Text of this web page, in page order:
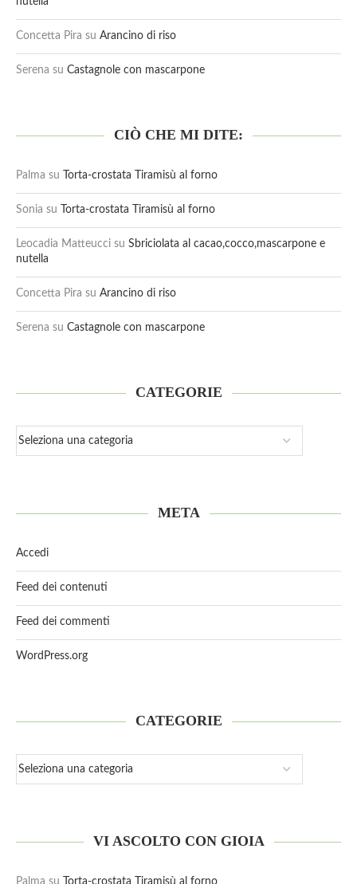
Concetta Pira su Arancino di riso
Serena su Castagnole con mascarpone
CIÒ CHE MI DITE:
Palma su Torta-crostata Tiramisù al forno
Sonia su Torta-crostata Tiramisù al forno
Leocadia Matteucci su Sbriciolata al cacao,cocco,mascarpone e
nutella
Concetta Pira su Arancino di riso
Serena su Castagnole con mascarpone
CATEGORIE
META
Accedi
Feed dei contenuti
Feed dei commenti
WordPress.org
CATEGORIE
VI ASCOLTO CON GIOIA